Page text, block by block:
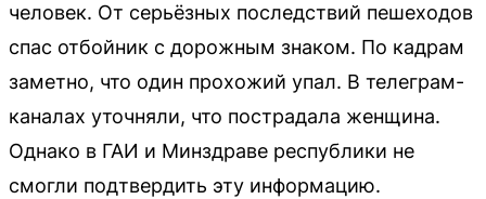
человек. От серьёзных последствий пешеходов
спас отбойник с дорожным знаком. По кадрам
заметно, что один прохожий упал. В телеграм-
каналах уточняли, что пострадала женщина.
Однако в ГАИ и Минздраве республики не
смогли подтвердить эту информацию.